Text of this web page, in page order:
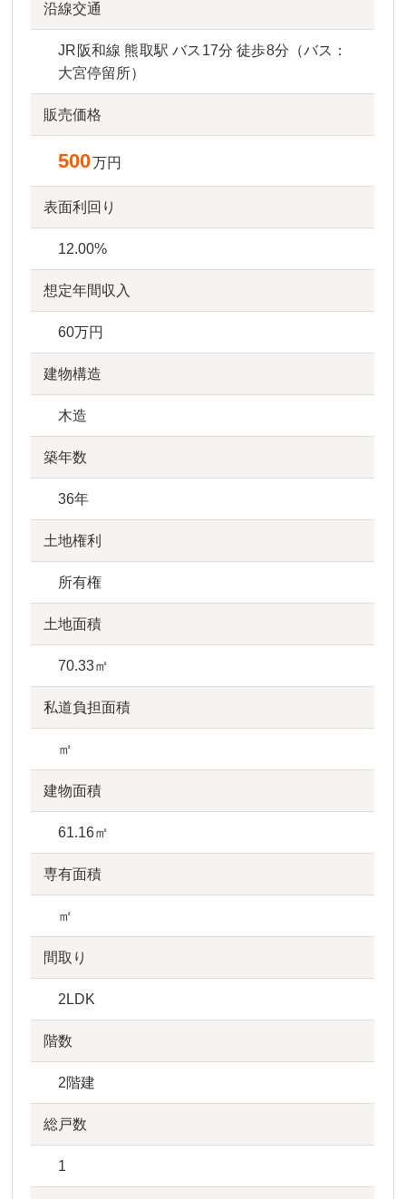
沿線交通
JR阪和線 熊取駅 バス17分 徒歩8分（バス：
大宮停留所）
販売価格
500万円
表面利回り
12.00%
想定年間収入
60万円
建物構造
木造
築年数
36年
土地権利
所有権
土地面積
70.33㎡
私道負担面積
㎡
建物面積
61.16㎡
専有面積
㎡
間取り
2LDK
階数
2階建
総戸数
1